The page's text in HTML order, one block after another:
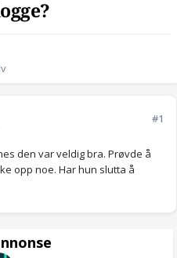
#1
den var veldig bra. Prøvde å
opp noe. Har hun slutta å